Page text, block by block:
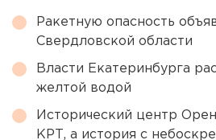
Ракетную опасность
Свердловской области
Власти Екатеринбурга
желтой водой
Исторический центр
КРТ, а история с